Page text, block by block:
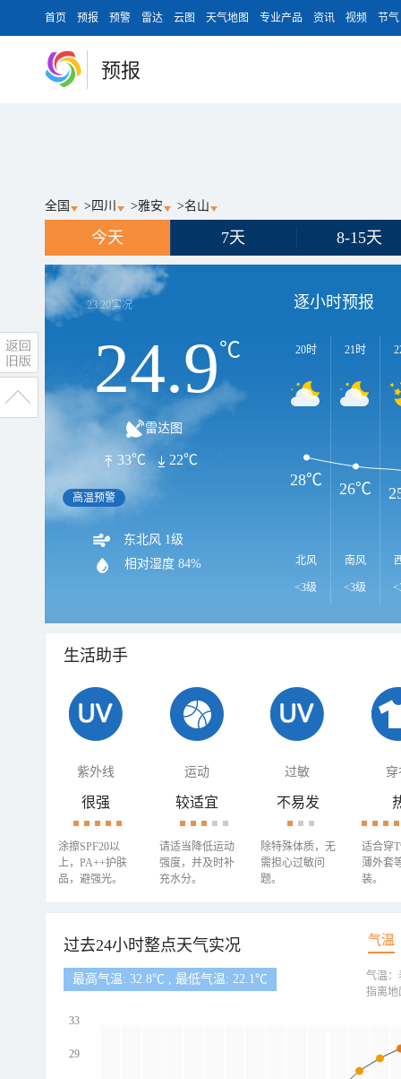
首页 预报 预警 雷达 云图 天气地图 专业产品 资讯 视频 节气
预报
全国 > 四川 >雅安 >名山
今天 7天 8-15天
23:20实况
24.9℃
雷达图
33℃ 22℃
高温预警
东北风 1级
相对湿度 84%
逐小时预报
20时
北风
<3级
21时
南风
<3级
28℃ 26℃
生活助手
紫外线 运动 过敏 穿
很强
涂擦SPF20以
上，PA++护肤
品，避强光。
较适宜
请适当降低运动
强度，并及时补
充水分。
不易发
除特殊体质，无
需担心过敏问
题。
适合穿
薄外套
装。
过去24小时整点天气实况 气温
最高气温: 32.8℃ , 最低气温: 22.1℃
33
29
气温：
指离地